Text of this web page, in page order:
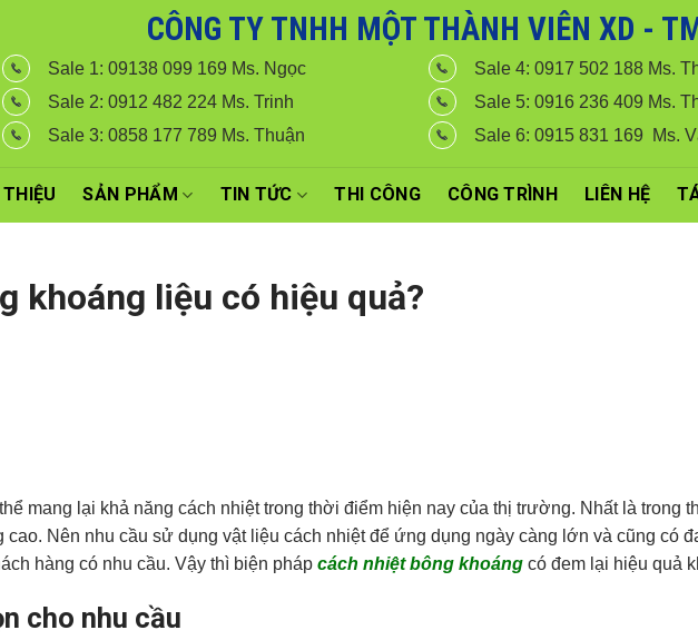
CÔNG TY TNHH MỘT THÀNH VIÊN XD -
Sale 1: 09138 099 169 Ms. Ngọc
Sale 2: 0912 482 224 Ms. Trinh
Sale 3: 0858 177 789 Ms. Thuận
Sale 4: 0917 502 188 Ms.
Sale 5: 0916 236 409 Ms.
Sale 6: 0915 831 169 Ms.
THIỆU SẢN PHẨM TIN TỨC THI CÔNG CÔNG TRÌNH LIÊN HỆ
khoáng liệu có hiệu quả?
mang lại khả năng cách nhiệt trong thời điểm hiện nay của thị trường. Nhất là trong
cao. Nên nhu cầu sử dụng vật liệu cách nhiệt để ứng dụng ngày càng lớn và cũng có
hàng có nhu cầu. Vậy thì biện pháp cách nhiệt bông khoáng có đem lại hiệu quả
cho nhu cầu
Với đơn hàng số lượng lớn, Quý khách hàng vui lòng liên hệ hotline 0916 099 169 để được hỗ